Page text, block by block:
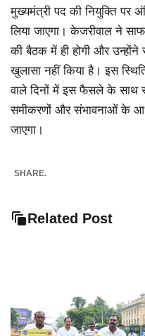
मुख्यमंत्री पद की नियुक्ति पर
लिया जाएगा। केजरीवाल ने
की बैठक में ही होगी और
खुलासा नहीं किया है। इस
वाले दिनों में इस फैसले के साथ
समीकरणों और संभावनाओं के
जाएगा।
SHARE.
Related Post